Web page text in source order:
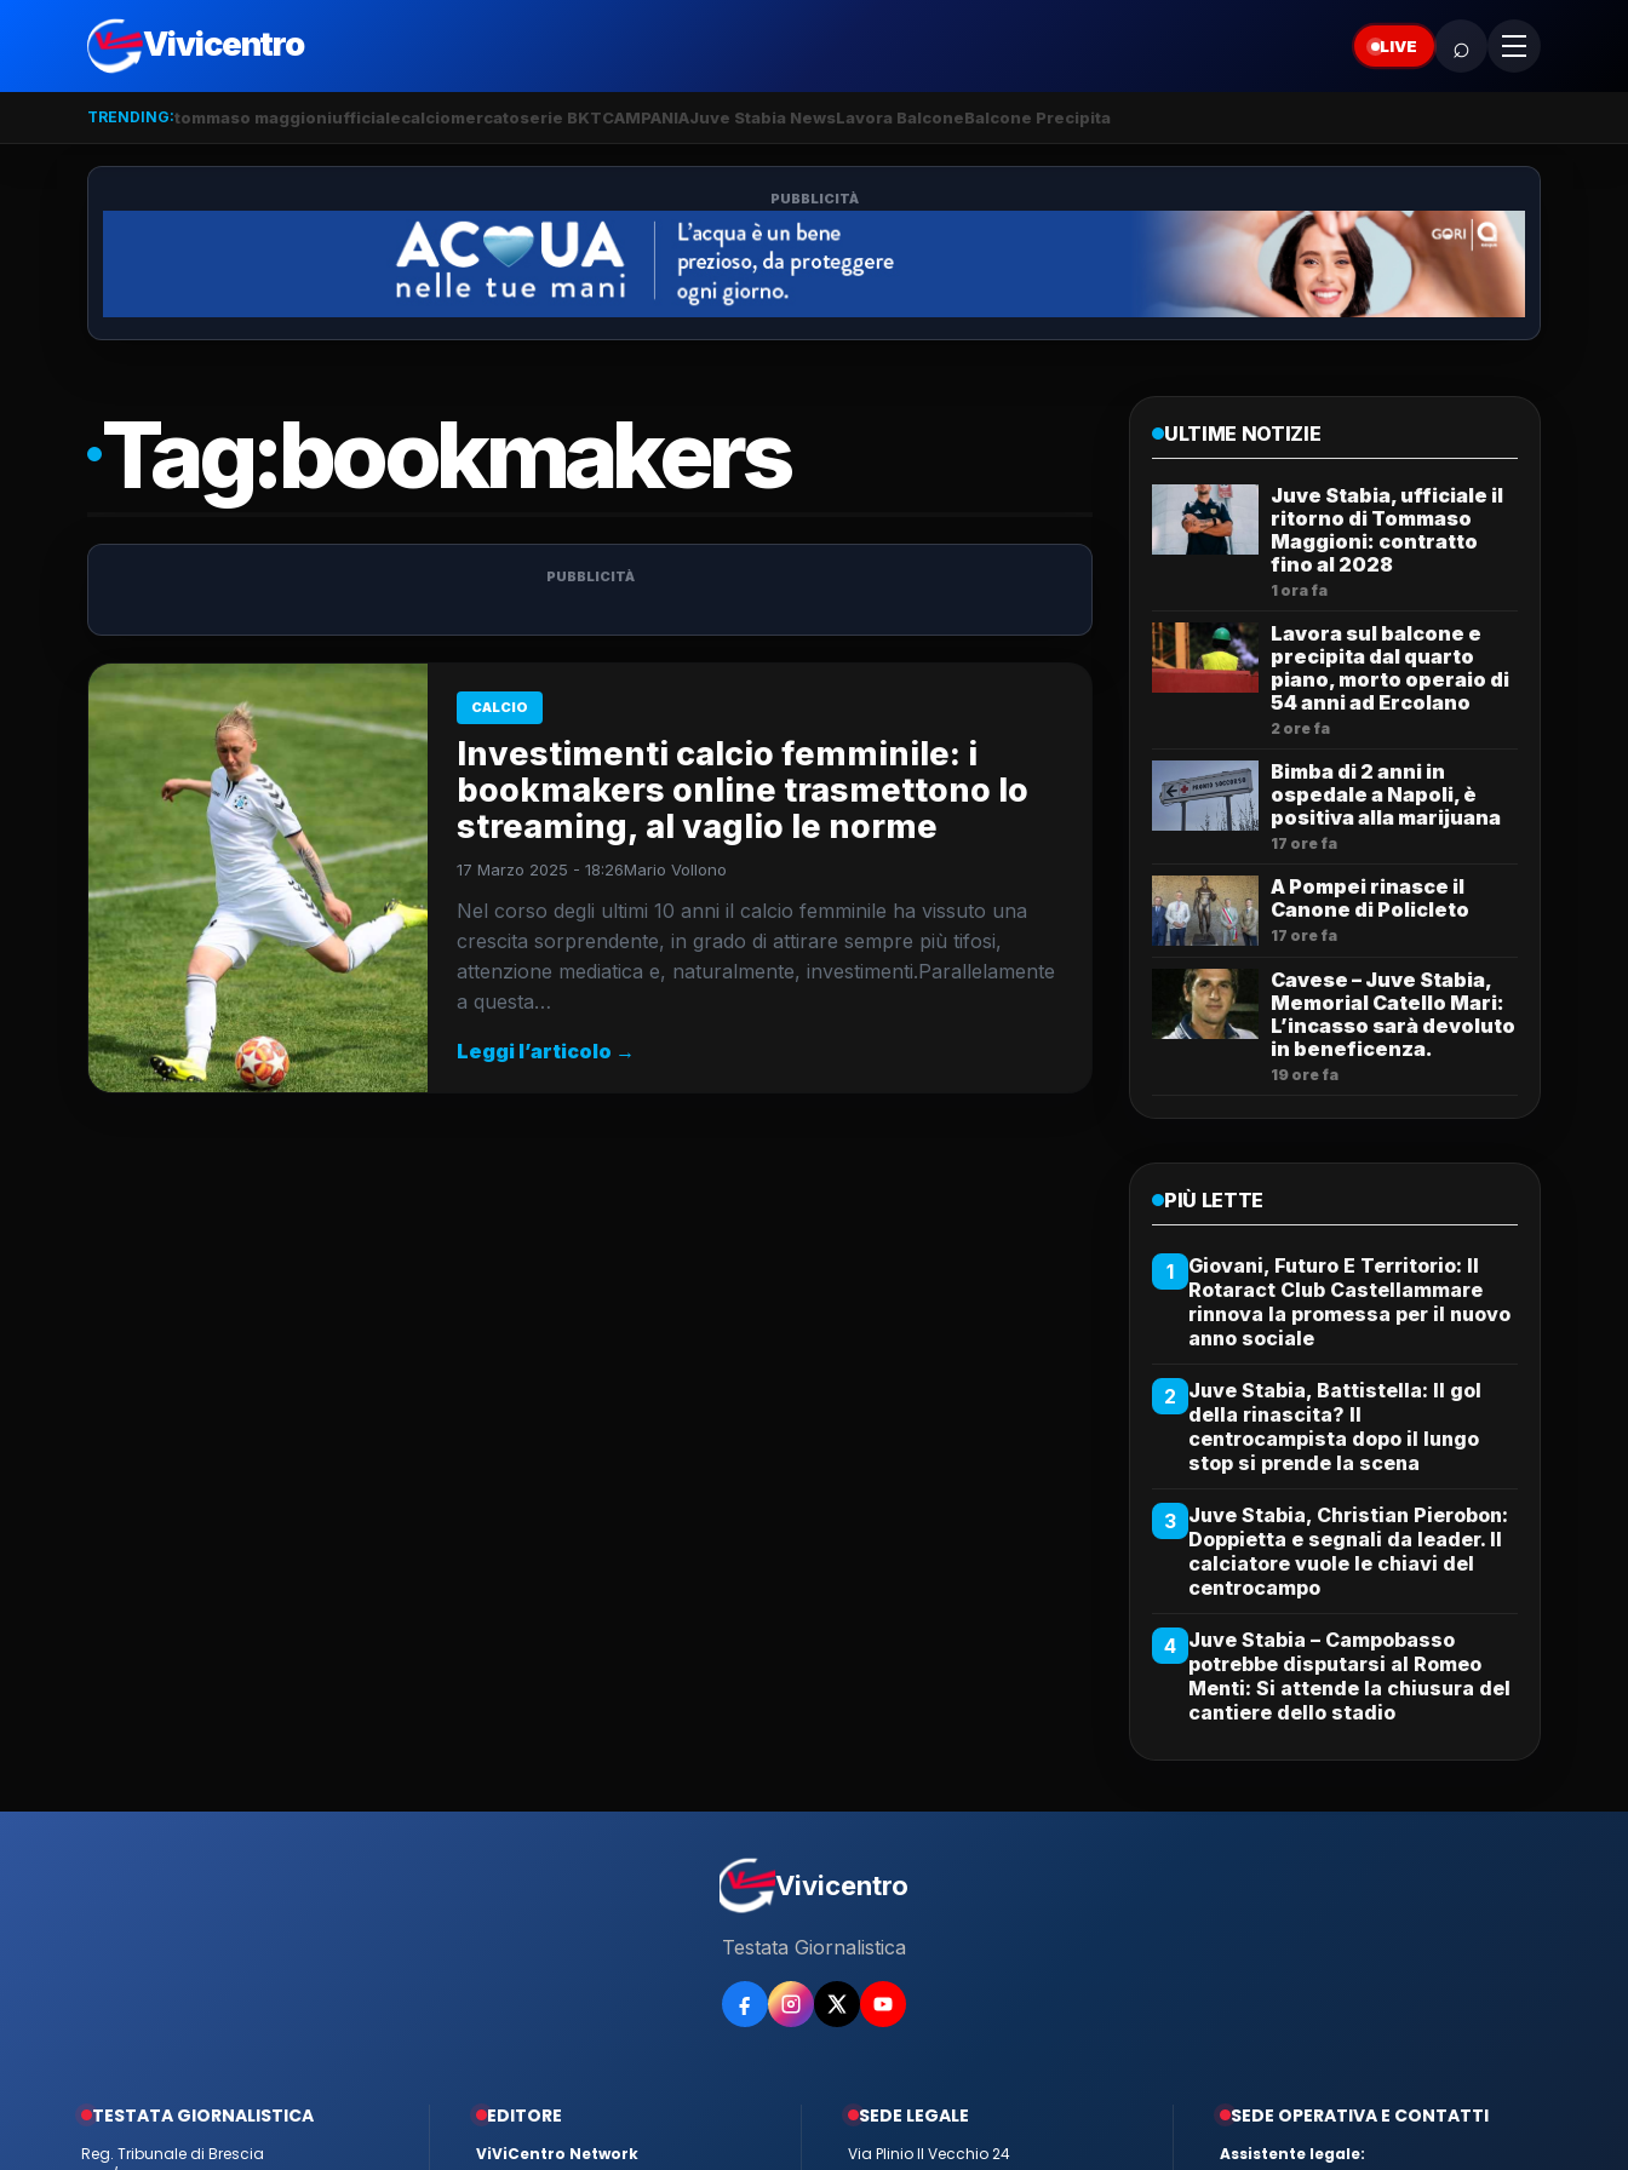
Vivicentro LIVE ⌕
TRENDING:tommaso maggioniufficialecalciomercatoserie BKTCAMPANIAJuve Stabia NewsLavora BalconeBalcone Precipita
PUBBLICITÀ
Tag:bookmakers
PUBBLICITÀ
CALCIO
Investimenti calcio femminile: i
bookmakers online trasmettono lo
streaming, al vaglio le norme
17 Marzo 2025 - 18:26Mario Vollono
Nel corso degli ultimi 10 anni il calcio femminile ha vissuto una
crescita sorprendente, in grado di attirare sempre più tifosi,
attenzione mediatica e, naturalmente, investimenti.Parallelamente
a questa…
Leggi l’articolo →
ULTIME NOTIZIE
Juve Stabia, ufficiale il
ritorno di Tommaso
Maggioni: contratto
fino al 2028
1 ora fa
Lavora sul balcone e
precipita dal quarto
piano, morto operaio di
54 anni ad Ercolano
2 ore fa
Bimba di 2 anni in
ospedale a Napoli, è
positiva alla marijuana
17 ore fa
A Pompei rinasce il
Canone di Policleto
17 ore fa
Cavese – Juve Stabia,
Memorial Catello Mari:
L’incasso sarà devoluto
in beneficenza.
19 ore fa
PIÙ LETTE
1
Giovani, Futuro E Territorio: Il
Rotaract Club Castellammare
rinnova la promessa per il nuovo
anno sociale
2 Juve Stabia, Battistella: Il gol
della rinascita? Il
centrocampista dopo il lungo
stop si prende la scena
3 Juve Stabia, Christian Pierobon:
Doppietta e segnali da leader. Il
calciatore vuole le chiavi del
centrocampo
4 Juve Stabia – Campobasso
potrebbe disputarsi al Romeo
Menti: Si attende la chiusura del
cantiere dello stadio
Vivicentro
Testata Giornalistica
TESTATA GIORNALISTICA
Reg. Tribunale di Brescia
EDITORE
ViViCentro Network
SEDE LEGALE
Via Plinio Il Vecchio 24
SEDE OPERATIVA E CONTATTI
Assistente legale: